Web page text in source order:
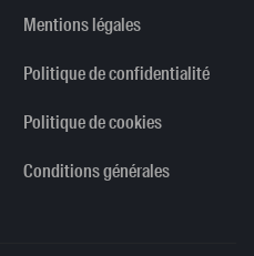
Mentions légales
Politique de confidentialité
Politique de cookies
Conditions générales